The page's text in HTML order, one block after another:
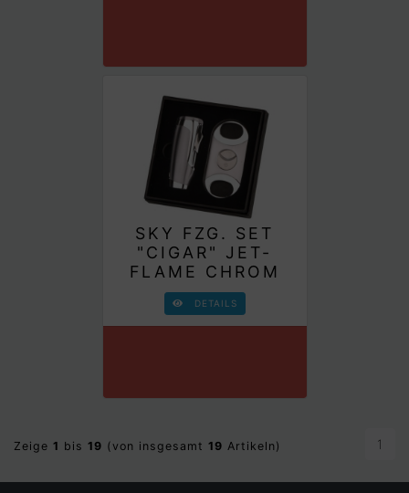
SKY FZG. SET
"CIGAR" JET-
FLAME CHROM
DETAILS
Zeige 1 bis 19 (von insgesamt 19 Artikeln) 1